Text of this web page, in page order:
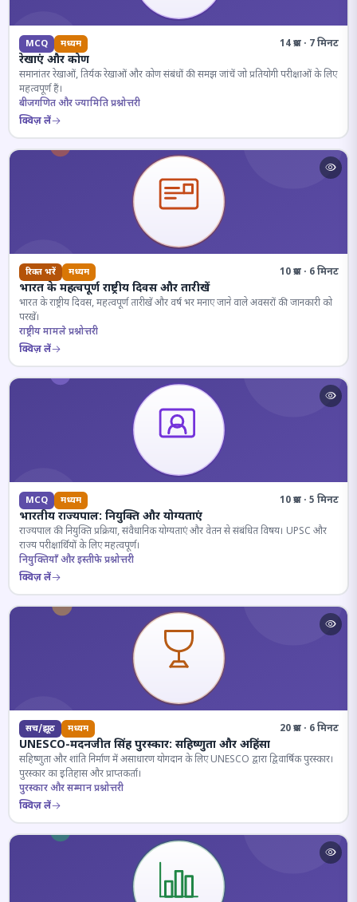
MCQ मध्यम 14 प्रश्न · 7 मिनट
रेखाएं और कोण
समानांतर रेखाओं, तिर्यक रेखाओं और कोण संबंधों की समझ जांचें जो प्रतियोगी परीक्षाओं के लिए
महत्वपूर्ण हैं।
बीजगणित और ज्यामिति प्रश्नोत्तरी
क्विज़ लें
रिक्त भरें मध्यम 10 प्रश्न · 6 मिनट
भारत के महत्वपूर्ण राष्ट्रीय दिवस और तारीखें
भारत के राष्ट्रीय दिवस, महत्वपूर्ण तारीखें और वर्ष भर मनाए जाने वाले अवसरों की जानकारी को
परखें।
राष्ट्रीय मामले प्रश्नोत्तरी
क्विज़ लें
MCQ मध्यम 10 प्रश्न · 5 मिनट
भारतीय राज्यपाल: नियुक्ति और योग्यताएं
राज्यपाल की नियुक्ति प्रक्रिया, संवैधानिक योग्यताएं और वेतन से संबंधित विषय। UPSC और
राज्य परीक्षार्थियों के लिए महत्वपूर्ण।
नियुक्तियाँ और इस्तीफे प्रश्नोत्तरी
क्विज़ लें
सच/झूठ मध्यम 20 प्रश्न · 6 मिनट
UNESCO-मदनजीत सिंह पुरस्कार: सहिष्णुता और अहिंसा
सहिष्णुता और शांति निर्माण में असाधारण योगदान के लिए UNESCO द्वारा द्विवार्षिक पुरस्कार।
पुरस्कार का इतिहास और प्राप्तकर्ता।
पुरस्कार और सम्मान प्रश्नोत्तरी
क्विज़ लें